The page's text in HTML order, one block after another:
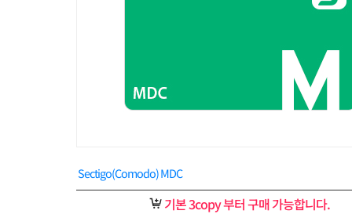
Sectigo(Comodo) MDC
기본 3copy 부터 구매 가능합니다.